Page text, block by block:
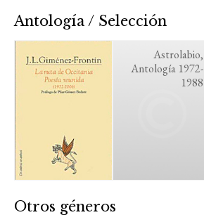
Antología / Selección
Astrolabio,
Antología 1972-
1988
Otros géneros